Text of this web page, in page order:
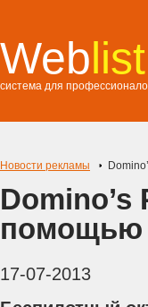
Weblist
система для
Новости рекламы
Domino’s
помощью
17-07-2013